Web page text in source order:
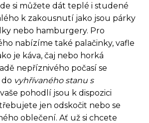
si můžete dát teplé i studené
k zakousnutí jako jsou párky
nebo hamburgery. Pro
nabízíme také palačinky, vafle
je káva, čaj nebo horká
nepříznivého počasí se
vyhřívaného stanu s
pohodlí jsou k dispozici
jen odskočit nebo se
oblečení. Ať už si chcete